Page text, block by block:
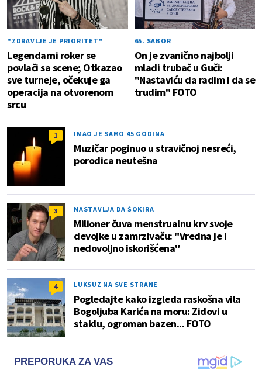
"ZDRAVLJE JE PRIORITET"
Legendarni roker se
povlači sa scene; Otkazao
sve turneje, očekuje ga
operacija na otvorenom
srcu
65. SABOR
On je zvanično najbolji
mladi trubač u Guči:
"Nastaviću da radim i da se
trudim" FOTO
1 IMAO JE SAMO 45 GODINA
Muzičar poginuo u stravičnoj nesreći,
porodica neutešna
3 NASTAVLJA DA ŠOKIRA
Milioner čuva menstrualnu krv svoje
devojke u zamrzivaču: "Vredna je i
nedovoljno iskorišćena"
4 LUKSUZ NA SVE STRANE
Pogledajte kako izgleda raskošna vila
Bogoljuba Karića na moru: Zidovi u
staklu, ogroman bazen... FOTO
PREPORUKA ZA VAS